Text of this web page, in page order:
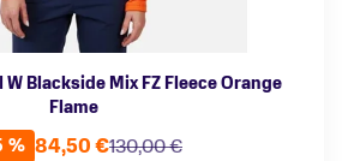
Blackside Mix FZ Fleece Orange
Flame
%
130,00 €
84,50 €